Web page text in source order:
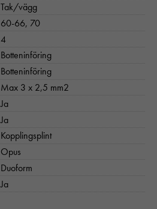
Tak/vägg
60-66, 70
4
Botteninföring
Botteninföring
Max 3 x 2,5 mm2
Ja
Ja
Kopplingsplint
Opus
Duoform
Ja
kakor.
För att vi ska